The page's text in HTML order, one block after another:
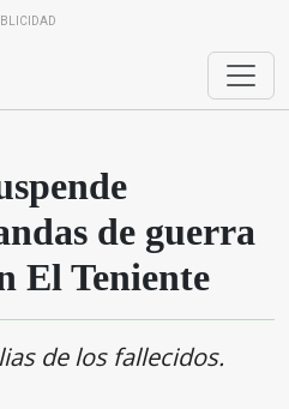
de guerra
El Teniente
de los fallecidos.